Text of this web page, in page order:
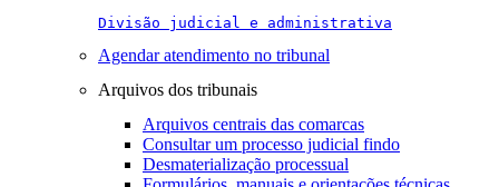
Divisão judicial e administrativa
Agendar atendimento no tribunal
Arquivos dos tribunais
Arquivos centrais das comarcas
Consultar um processo judicial findo
Desmaterialização processual